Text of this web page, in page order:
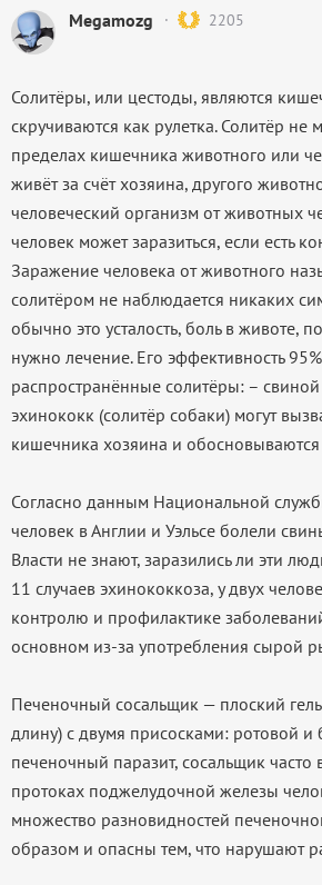
Megamozg 2205
Солитёры, или цестоды, являются
скручиваются как рулетка. Солитёр не
пределах кишечника животного или
живёт за счёт хозяина, другого
человеческий организм от животных
человек может заразиться, если есть
Заражение человека от животного
солитёром не наблюдается никаких
обычно это усталость, боль в животе,
нужно лечение. Его эффективность
распространённые солитёры: –
эхинококк (солитёр собаки) могут
кишечника хозяина и обосновываются
Согласно данным Национальной
человек в Англии и Уэльсе болели
Власти не знают, заразились ли эти
11 случаев эхинококкоза, у двух
контролю и профилактике
основном из-за употребления сырой
Печеночный сосальщик — плоский
длину) с двумя присосками: ротовой
печеночный паразит, сосальщик
протоках поджелудочной железы
множество разновидностей
образом и опасны тем, что нарушают